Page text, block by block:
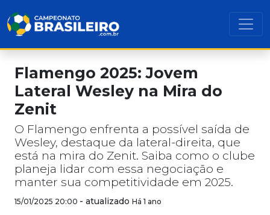
Flamengo 2025: Jovem
Lateral Wesley na Mira do
Zenit
O Flamengo enfrenta a possível saída de
Wesley, destaque da lateral-direita, que
está na mira do Zenit. Saiba como o clube
planeja lidar com essa negociação e
manter sua competitividade em 2025.
15/01/2025 20:00 - atualizado Há 1 ano